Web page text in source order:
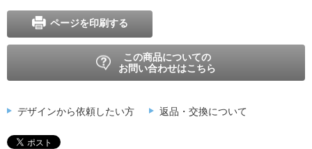
ページを印刷する
この商品についての
お問い合わせはこちら
デザインから依頼したい方 返品・交換について